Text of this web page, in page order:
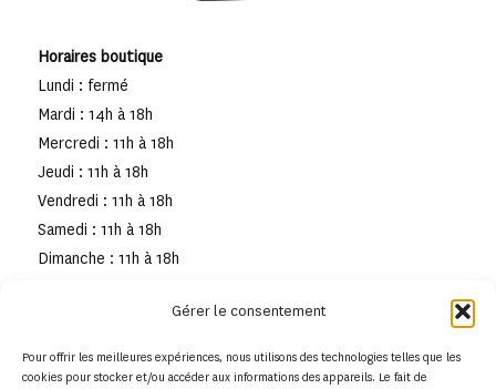
Gérer le consentement
Pour offrir les meilleures expériences, nous utilisons des technologies telles que les
cookies pour stocker et/ou accéder aux informations des appareils. Le fait de
Horaires boutique
Lundi : fermé
Mardi : 14h à 18h
Mercredi : 11h à 18h
Jeudi : 11h à 18h
Vendredi : 11h à 18h
Samedi : 11h à 18h
Dimanche : 11h à 18h